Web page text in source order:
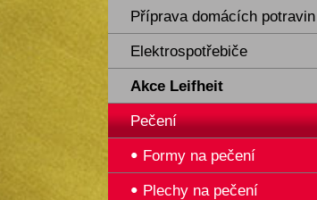
Příprava domácích potravin
Elektrospotřebiče
Akce Leifheit
Pečení
Formy na pečení
Plechy na pečení